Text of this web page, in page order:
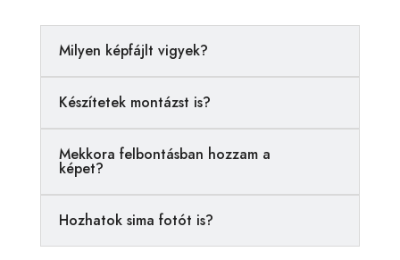
n
Milyen képfájlt vigyek?
Készítetek montázst is?
Mekkora felbontásban hozzam a
képet?
Hozhatok sima fotót is?